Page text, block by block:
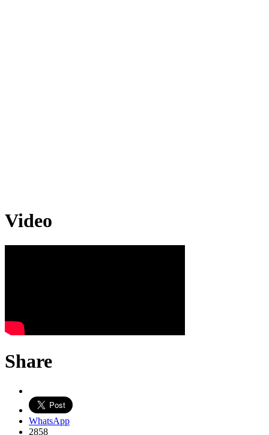
Video
Share
WhatsApp
2858